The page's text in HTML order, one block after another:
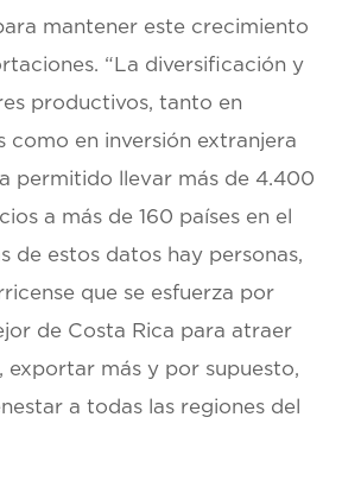
mantener este crecimiento
“La diversificación y
productivos, tanto en
como en inversión extranjera
permitido llevar más de 4.400
a más de 160 países en el
de estos datos hay personas,
que se esfuerza por
de Costa Rica para atraer
exportar más y por supuesto,
a todas las regiones del